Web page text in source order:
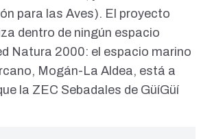
para las Aves). El proyecto
dentro de ningún espacio
Natura 2000: el espacio marino
Mogán-La Aldea, está a
la ZEC Sebadales de GüíGüí